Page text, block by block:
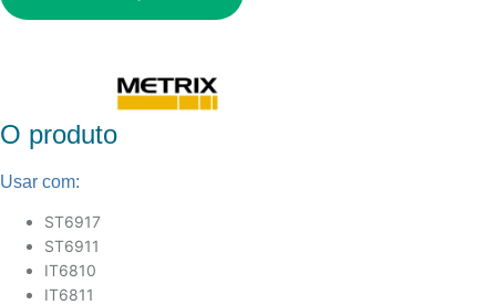
O produto
Usar com:
ST6917
ST6911
IT6810
IT6811